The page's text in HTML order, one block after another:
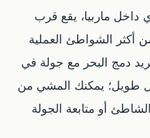
ماربيا، يقع قرب
أكثر الشواطئ العملية
دمج البحر مع جولة في
طويل؛ يمكنك المشي من
أو متابعة الجولة